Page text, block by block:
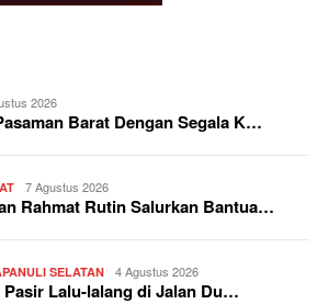
2026
Barat Dengan Segala K…
7 Agustus 2026
Rahmat Rutin Salurkan Bantua…
SELATAN 4 Agustus 2026
Pasir Lalu-lalang di Jalan Du…